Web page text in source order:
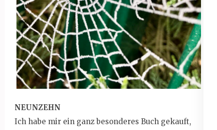
NEUNZEHN
Ich habe mir ein ganz besonderes Buch gekauft,